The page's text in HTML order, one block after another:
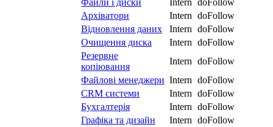
Архіватори
Intern doFollow
Відновлення даних
Intern doFollow
Очищення диска
Intern doFollow
Резервне
копіювання
Intern doFollow
Файлові менеджери Intern doFollow
CRM системи
Intern doFollow
Бухгалтерія
Intern doFollow
Графіка та дизайн
Intern doFollow